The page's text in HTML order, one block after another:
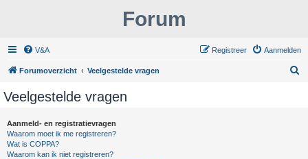
Forum
V&A Aanmelden
Registreer
Forumoverzicht Veelgestelde vragen
Veelgestelde vragen
Aanmeld- en registratievragen
Waarom moet ik me registreren?
Wat is COPPA?
Waarom kan ik niet registreren?